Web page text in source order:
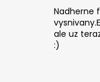
Nadherne
ale uz
:)